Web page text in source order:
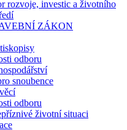
rozvoje, investic a životního
ZÁKON
odboru
snoubence
odboru
životní situaci